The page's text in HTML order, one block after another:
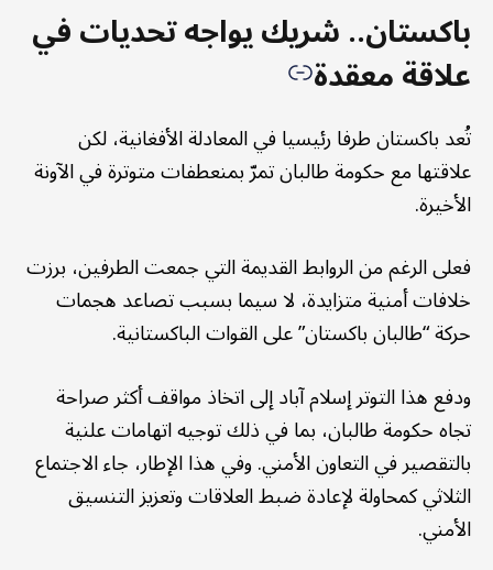
باكستان.. شريك يواجه تحديات في
علاقة معقدة
تُعد باكستان طرفا رئيسيا في المعادلة الأفغانية، لكن
علاقتها مع حكومة طالبان تمرّ بمنعطفات متوترة في الآونة
الأخيرة.
فعلى الرغم من الروابط القديمة التي جمعت الطرفين، برزت
خلافات أمنية متزايدة، لا سيما بسبب تصاعد هجمات
حركة “طالبان باكستان” على القوات الباكستانية.
ودفع هذا التوتر إسلام آباد إلى اتخاذ مواقف أكثر صراحة
تجاه حكومة طالبان، بما في ذلك توجيه اتهامات علنية
بالتقصير في التعاون الأمني. وفي هذا الإطار، جاء الاجتماع
الثلاثي كمحاولة لإعادة ضبط العلاقات وتعزيز التنسيق
الأمني.